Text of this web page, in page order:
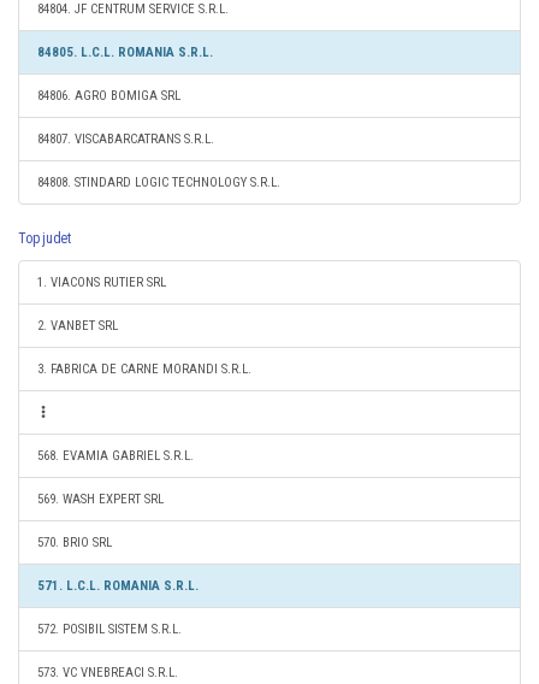
84804. JF CENTRUM SERVICE S.R.L.
84805. L.C.L. ROMANIA S.R.L.
84806. AGRO BOMIGA SRL
84807. VISCABARCATRANS S.R.L.
84808. STINDARD LOGIC TECHNOLOGY S.R.L.
Top judet
1. VIACONS RUTIER SRL
2. VANBET SRL
3. FABRICA DE CARNE MORANDI S.R.L.
568. EVAMIA GABRIEL S.R.L.
569. WASH EXPERT SRL
570. BRIO SRL
571. L.C.L. ROMANIA S.R.L.
572. POSIBIL SISTEM S.R.L.
573. VC VNEBREACI S.R.L.